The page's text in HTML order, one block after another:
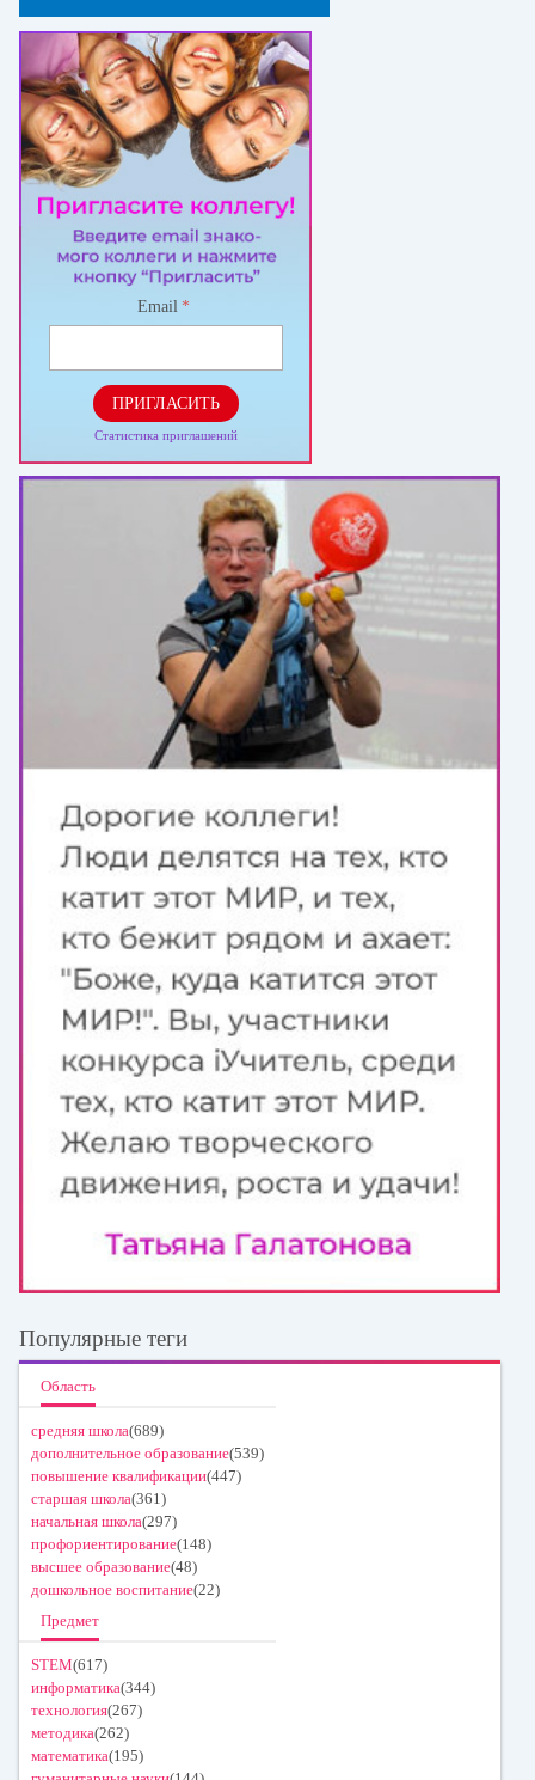
Email *
ПРИГЛАСИТЬ
Статистика приглашений
Популярные теги
Область
средняя школа(689)
дополнительное образование(539)
повышение квалификации(447)
старшая школа(361)
начальная школа(297)
профориентирование(148)
высшее образование(48)
дошкольное воспитание(22)
Предмет
STEM(617)
информатика(344)
технология(267)
методика(262)
математика(195)